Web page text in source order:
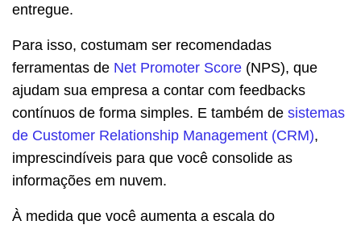
entregue.
Para isso, costumam ser recomendadas
ferramentas de Net Promoter Score (NPS), que
ajudam sua empresa a contar com feedbacks
contínuos de forma simples. E também de sistemas
de Customer Relationship Management (CRM),
imprescindíveis para que você consolide as
informações em nuvem.
À medida que você aumenta a escala do